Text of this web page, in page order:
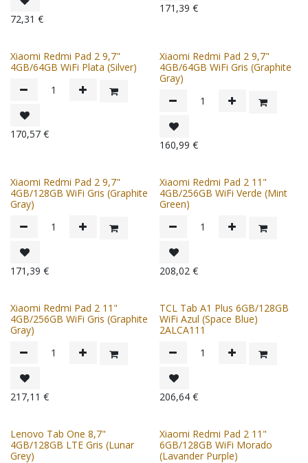
72,31 €
171,39 €
Xiaomi Redmi Pad 2 9,7"
4GB/64GB WiFi Plata (Silver)
170,57 €
Xiaomi Redmi Pad 2 9,7"
4GB/64GB WiFi Gris (Graphite
Gray)
160,99 €
Xiaomi Redmi Pad 2 9,7"
4GB/128GB WiFi Gris (Graphite
Gray)
171,39 €
Xiaomi Redmi Pad 2 11"
4GB/256GB WiFi Verde (Mint
Green)
208,02 €
Xiaomi Redmi Pad 2 11"
4GB/256GB WiFi Gris (Graphite
Gray)
217,11 €
TCL Tab A1 Plus 6GB/128GB
WiFi Azul (Space Blue)
2ALCA111
206,64€
Lenovo Tab One 8,7"
4GB/128GB LTE Gris (Lunar
Grey)
Xiaomi Redmi Pad 2 11"
6GB/128GB WiFi Morado
(Lavander Purple)